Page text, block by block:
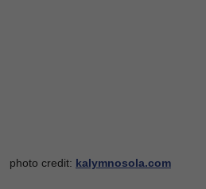
photo credit: kalymnosola.com